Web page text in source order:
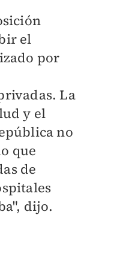
el
por
La
y el
no
que
de
dijo.